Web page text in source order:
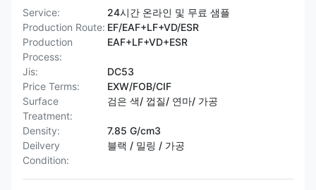
Service:
24시간 온라인 및 무료 샘플
Production Route: EF/EAF+LF+VD/ESR
Production
Process:
EAF+LF+VD+ESR
Jis:
DC53
Price Terms:
EXW/FOB/CIF
Surface
Treatment:
검은 색/ 껍질/ 연마/ 가공
Density:
7.85 G/cm3
Deilvery
Condition:
블랙 / 밀링 / 가공